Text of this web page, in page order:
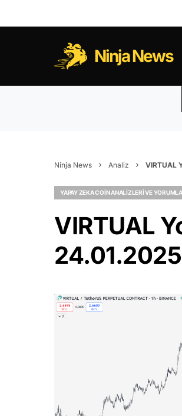
Ninja News
Ninja News Analiz VIRTUAL
YAPAY ZEKA COIN ANALIZLERI VE
VIRTUAL
24.01.2025